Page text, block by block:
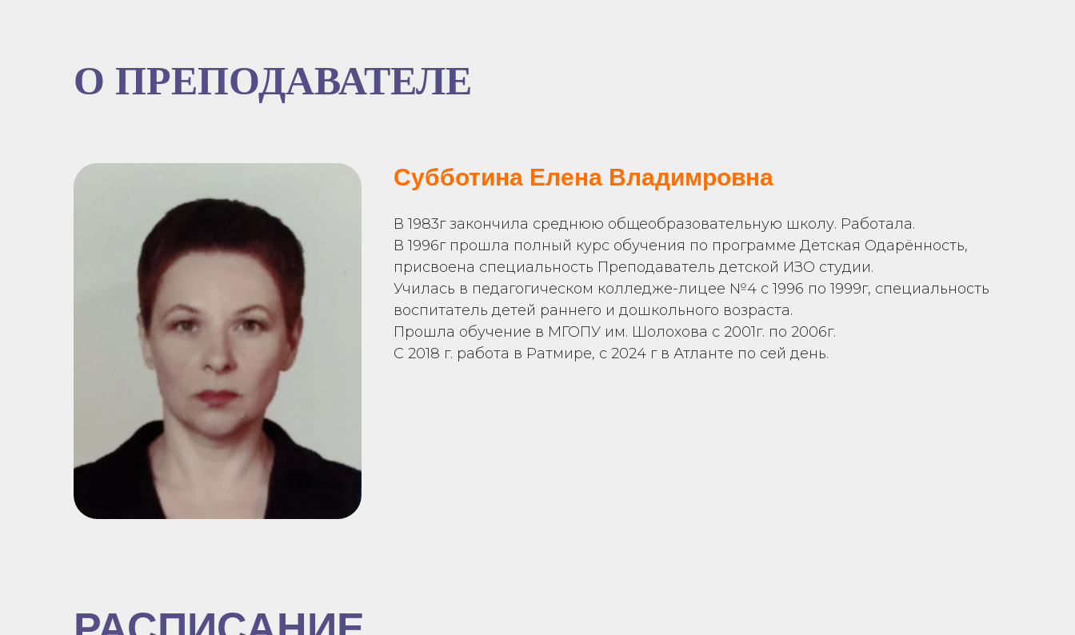
О ПРЕПОДАВАТЕЛЕ
Субботина Елена Владимровна
В 1983г закончила среднюю общеобразовательную школу. Работала.
В 1996г прошла полный курс обучения по программе Детская Одарённость,
присвоена специальность Преподаватель детской ИЗО студии.
Училась в педагогическом колледже-лицее №4 с 1996 по 1999г, специальность
воспитатель детей раннего и дошкольного возраста.
Прошла обучение в МГОПУ им. Шолохова с 2001г. по 2006г.
С 2018 г. работа в Ратмире, с 2024 г в Атланте по сей день.